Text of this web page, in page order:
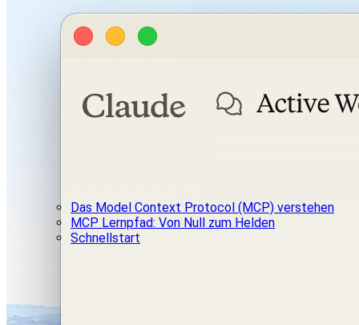
Das Model Context Protocol (MCP) verstehen
MCP Lernpfad: Von Null zum Helden
Schnellstart